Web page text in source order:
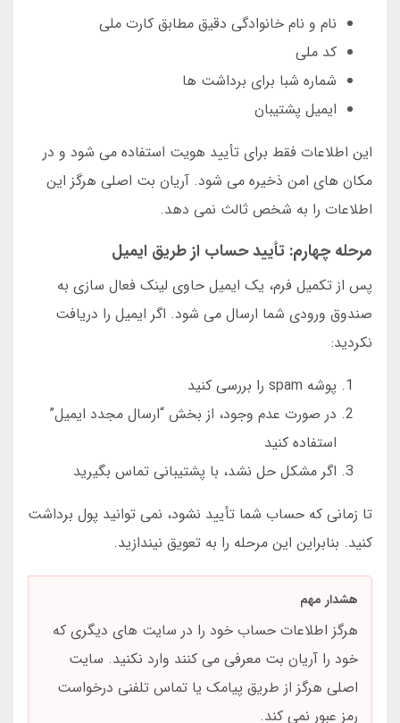
نام و نام خانوادگی دقیق مطابق کارت ملی
کد ملی
شماره شبا برای برداشت ها
ایمیل پشتیبان
این اطلاعات فقط برای تأیید هویت استفاده می شود و در
مکان های امن ذخیره می شود. آریان بت اصلی هرگز این
اطلاعات را به شخص ثالث نمی دهد.
مرحله چهارم: تأیید حساب از طریق ایمیل
پس از تکمیل فرم، یک ایمیل حاوی لینک فعال سازی به
صندوق ورودی شما ارسال می شود. اگر ایمیل را دریافت
نکردید:
پوشه spam را بررسی کنید
در صورت عدم وجود، از بخش “ارسال مجدد ایمیل”
استفاده کنید
اگر مشکل حل نشد، با پشتیبانی تماس بگیرید
تا زمانی که حساب شما تأیید نشود، نمی توانید پول برداشت
کنید. بنابراین این مرحله را به تعویق نیندازید.
هشدار مهم
هرگز اطلاعات حساب خود را در سایت های دیگری که
خود را آریان بت معرفی می کنند وارد نکنید. سایت
اصلی هرگز از طریق پیامک یا تماس تلفنی درخواست
رمز عبور نمی کند.